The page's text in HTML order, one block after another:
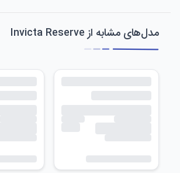
مدل‌های مشابه از Invicta Reserve